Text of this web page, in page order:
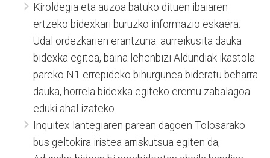
Kiroldegia eta auzoa batuko dituen ibaiaren
ertzeko bidexkari buruzko informazio eskaera.
Udal ordezkarien erantzuna: aurreikusita dauka
bidexka egitea, baina lehenbizi Aldundiak ikastola
pareko N1 errepideko bihurgunea bideratu beharra
dauka, horrela bidexka egiteko eremu zabalagoa
eduki ahal izateko.
Inquitex lantegiaren parean dagoen Tolosarako
bus geltokira iristea arriskutsua egiten da,